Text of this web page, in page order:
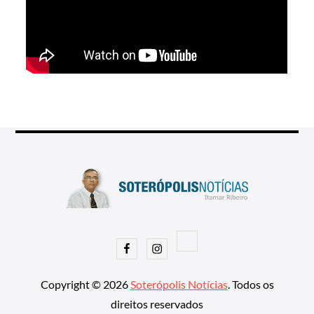
FacebookInstagram
Copyright © 2026 Soterópolis Notícias. Todos os
direitos reservados